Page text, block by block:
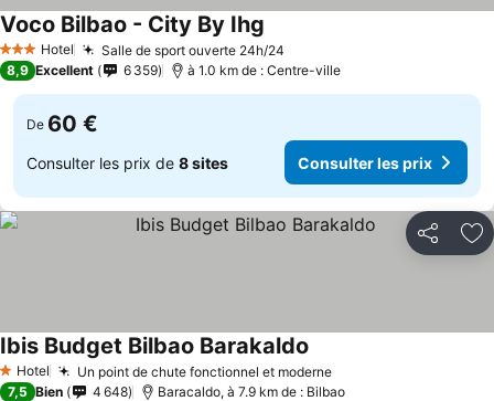
3 ÉtoilesHotel Salle de sport ouverte 24h/24
Voco Bilbao - City By Ihg
8,9 Excellent 6 359 à 1.0 km de : Centre-ville
De 60 €
Consulter les prix de 8 sites Consulter les prix
Partager
1 Étoiles
Hotel Un point de chute fonctionnel et moderneConsulter les prix
Ibis Budget Bilbao Barakaldo
7,5 Bien 4 648 Baracaldo, à 7.9 km de : Bilbao